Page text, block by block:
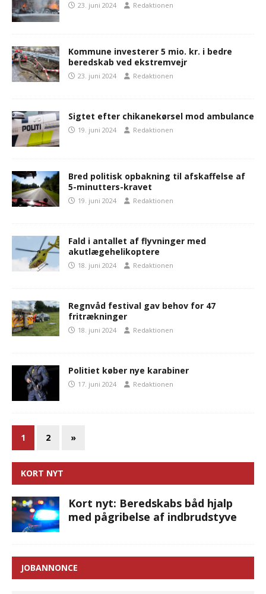
23. juni 2024 Redaktionen
Kommune investerer 5 mio. kr. i bedre
beredskab ved ekstremvejr
23. juni 2024 Redaktionen
Sigtet efter chikanekørsel mod ambulance
19. juni 2024 Redaktionen
Bred politisk opbakning til afskaffelse af
5-minutters-kravet
19. juni 2024 Redaktionen
Fald i antallet af flyvninger med
akutlægehelikoptere
18. juni 2024 Redaktionen
Regnvåd festival gav behov for 47
fritrækninger
18. juni 2024 Redaktionen
Politiet køber nye karabiner
17. juni 2024 Redaktionen
1 2 »
KORT NYT
Kort nyt: Beredskabs båd hjalp
med pågribelse af indbrudstyve
JOBANNONCE